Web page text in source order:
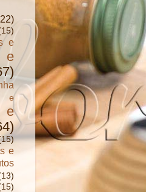
e
e
e
e
e